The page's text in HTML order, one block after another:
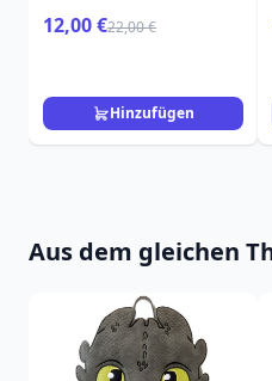
12,00 €22,00 €
Hinzufügen
Aus dem gleichen